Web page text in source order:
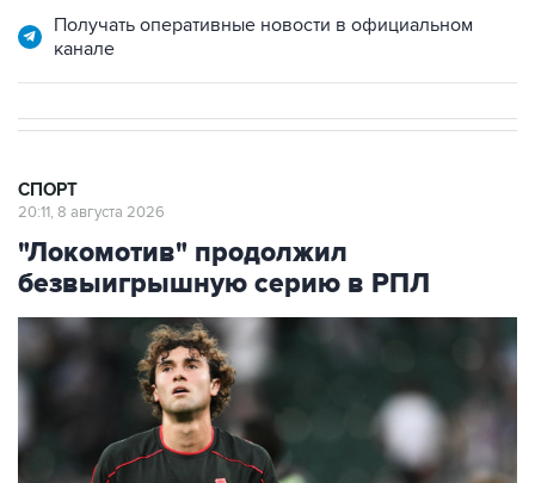
Получать оперативные новости в официальном
канале
СПОРТ
20:11, 8 августа 2026
"Локомотив" продолжил
безвыигрышную серию в РПЛ